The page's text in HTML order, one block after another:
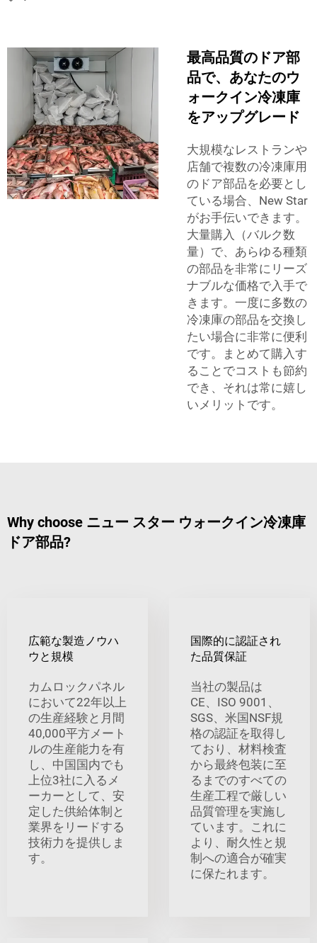
最高品質のドア部
品で、あなたのウ
ォークイン冷凍庫
をアップグレード
大規模なレストランや
店舗で複数の冷凍庫用
のドア部品を必要とし
ている場合、New Star
がお手伝いできます。
大量購入（バルク数
量）で、あらゆる種類
の部品を非常にリーズ
ナブルな価格で入手で
きます。一度に多数の
冷凍庫の部品を交換し
たい場合に非常に便利
です。まとめて購入す
ることでコストも節約
でき、それは常に嬉し
いメリットです。
Why choose ニュー スター ウォークイン冷凍庫
ドア部品?
広範な製造ノウハ
ウと規模
カムロックパネル
において22年以上
の生産経験と月間
40,000平方メート
ルの生産能力を有
し、中国国内でも
上位3社に入るメ
ーカーとして、安
定した供給体制と
業界をリードする
技術力を提供しま
す。
国際的に認証され
た品質保証
当社の製品は
CE、ISO 9001、
SGS、米国NSF規
格の認証を取得し
ており、材料検査
から最終包装に至
るまでのすべての
生産工程で厳しい
品質管理を実施し
ています。これに
より、耐久性と規
制への適合が確実
に保たれます。